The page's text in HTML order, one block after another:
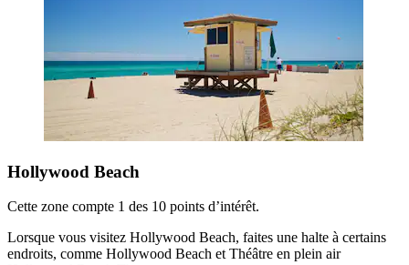
Hollywood Beach
Cette zone compte 1 des 10 points d’intérêt.
Lorsque vous visitez Hollywood Beach, faites une halte à certains
endroits, comme Hollywood Beach et Théâtre en plein air